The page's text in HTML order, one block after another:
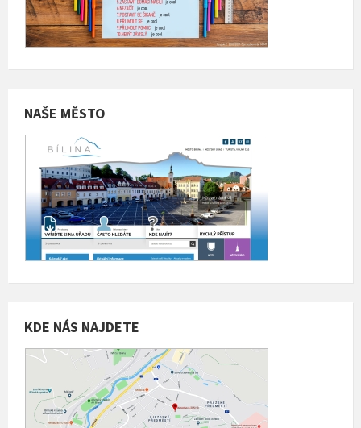
NAŠE MĚSTO
KDE NÁS NAJDETE